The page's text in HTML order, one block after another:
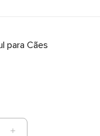
para Cães